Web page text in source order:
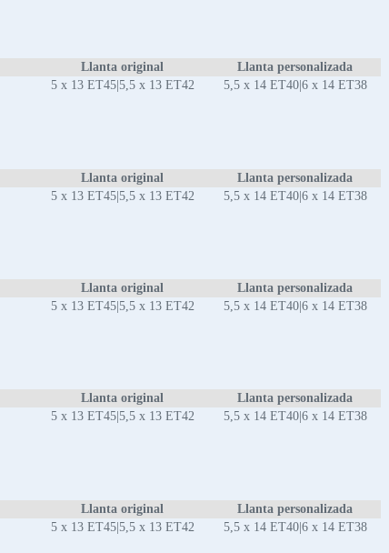
Llanta original
Llanta personalizada
5 x 13 ET45|5,5 x 13 ET42 5,5 x 14 ET40|6 x 14 ET38
Llanta original
Llanta personalizada
5 x 13 ET45|5,5 x 13 ET42 5,5 x 14 ET40|6 x 14 ET38
Llanta original
Llanta personalizada
5 x 13 ET45|5,5 x 13 ET42 5,5 x 14 ET40|6 x 14 ET38
Llanta original
Llanta personalizada
5 x 13 ET45|5,5 x 13 ET42 5,5 x 14 ET40|6 x 14 ET38
Llanta original
Llanta personalizada
5 x 13 ET45|5,5 x 13 ET42 5,5 x 14 ET40|6 x 14 ET38